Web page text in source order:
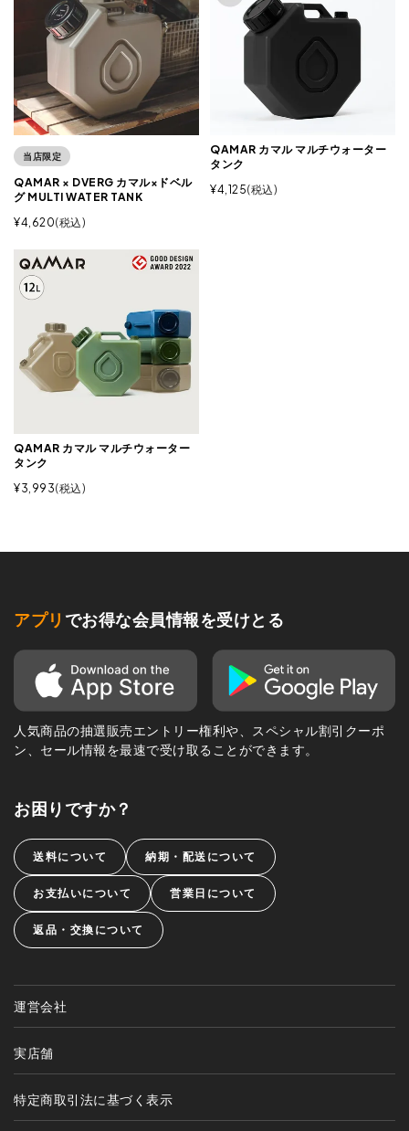
当店限定
QAMAR × DVERG カマル×ドベル
グ MULTI WATER TANK
¥4,620 税込
QAMAR カマル マルチウォーター
タンク
¥4,125 税込
QAMAR カマル マルチウォーター
タンク
¥3,993 税込
アプリ でお得な会員情報を受けとる
人気商品の抽選販売エントリー権利や、スペシャル割引クーポ
ン、セール情報を最速で受け取ることができます。
お困りですか？
送料について 納期・配送について
お支払いについて 営業日について
返品・交換について
運営会社
実店舗
特定商取引法に基づく表示